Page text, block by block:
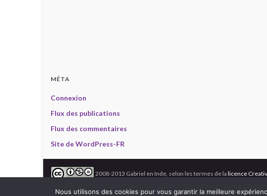
MÉTA
Connexion
Flux des publications
Flux des commentaires
Site de WordPress-FR
2008-2013 Gabriel en Inde, selon les termes de la licence
Nous utilisons des cookies pour vous garantir la meilleure